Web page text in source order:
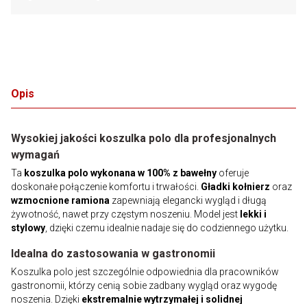
Opis
Wysokiej jakości koszulka polo dla profesjonalnych
wymagań
Ta koszulka polo wykonana w 100% z bawełny oferuje
doskonałe połączenie komfortu i trwałości. Gładki kołnierz oraz
wzmocnione ramiona zapewniają elegancki wygląd i długą
żywotność, nawet przy częstym noszeniu. Model jest lekki i
stylowy , dzięki czemu idealnie nadaje się do codziennego użytku.
Idealna do zastosowania w gastronomii
Koszulka polo jest szczególnie odpowiednia dla pracowników
gastronomii, którzy cenią sobie zadbany wygląd oraz wygodę
noszenia. Dzięki ekstremalnie wytrzymałej i solidnej